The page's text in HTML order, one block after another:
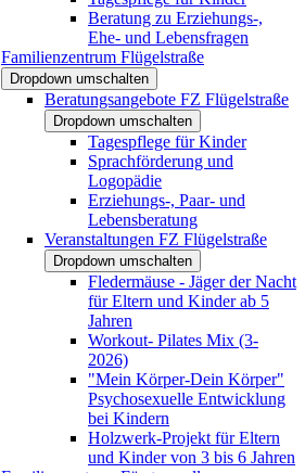
Beratung zu Erziehungs-,
Ehe- und Lebensfragen
Familienzentrum Flügelstraße
Dropdown umschalten
Beratungsangebote FZ Flügelstraße
Dropdown umschalten
Tagespflege für Kinder
Sprachförderung und
Logopädie
Erziehungs-, Paar- und
Lebensberatung
Veranstaltungen FZ Flügelstraße
Dropdown umschalten
Fledermäuse - Jäger der Nacht
für Eltern und Kinder ab 5
Jahren
Workout- Pilates Mix (3-
2026)
"Mein Körper-Dein Körper"
Psychosexuelle Entwicklung
bei Kindern
Holzwerk-Projekt für Eltern
und Kinder von 3 bis 6 Jahren